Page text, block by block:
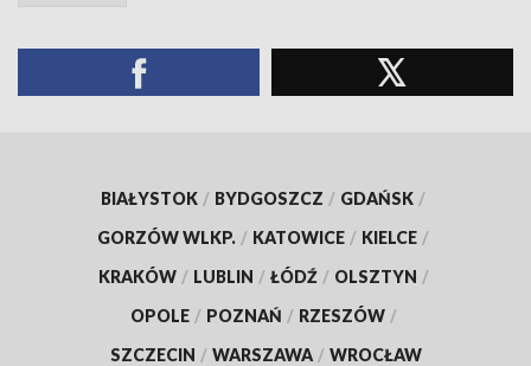
BIAŁYSTOK / BYDGOSZCZ / GDAŃSK /
GORZÓW WLKP. / KATOWICE / KIELCE /
KRAKÓW / LUBLIN / ŁÓDŹ / OLSZTYN /
OPOLE / POZNAŃ / RZESZÓW /
SZCZECIN / WARSZAWA / WROCŁAW